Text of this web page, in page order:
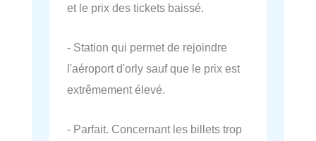
et le prix des tickets baissé.
- Station qui permet de rejoindre
l'aéroport d'orly sauf que le prix est
extrêmement élevé.
- Parfait. Concernant les billets trop